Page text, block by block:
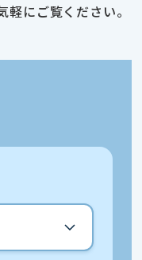
にご覧ください。